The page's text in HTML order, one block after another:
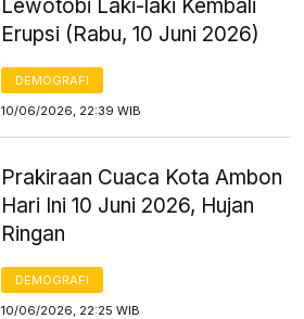
Lewotobi Laki-laki Kembali
Erupsi (Rabu, 10 Juni 2026)
DEMOGRAFI
10/06/2026, 22:39 WIB
Prakiraan Cuaca Kota Ambon
Hari Ini 10 Juni 2026, Hujan
Ringan
DEMOGRAFI
10/06/2026, 22:25 WIB